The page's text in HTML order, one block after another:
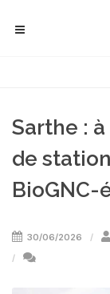
Sarthe :
de
30/06/2026